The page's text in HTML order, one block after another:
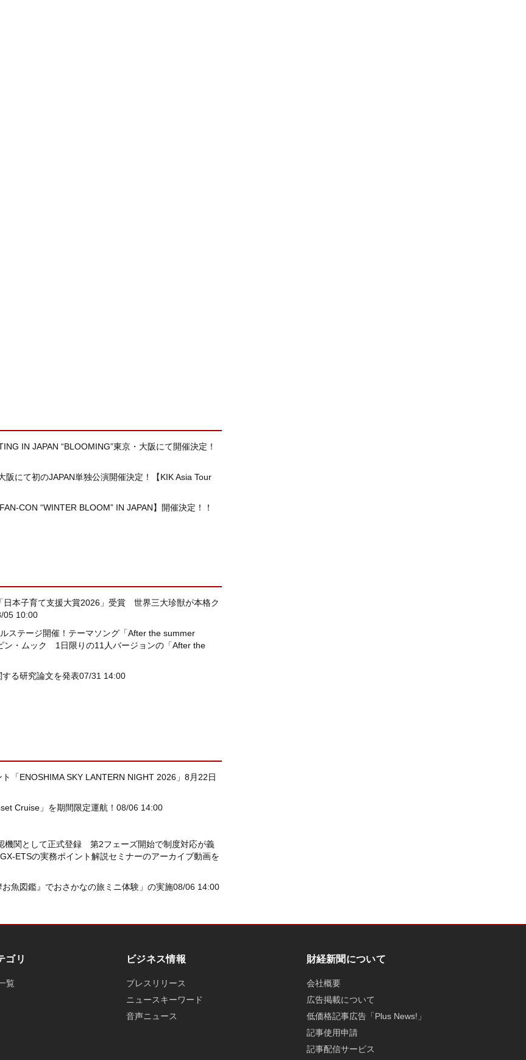
IN JAPAN “BLOOMING”東京・大阪にて開催決定！
にて初のJAPAN単独公演開催決定！【KIK Asia Tour
CON “WINTER BLOOM” IN JAPAN】開催決定！！
本子育て支援大賞2026」受賞 世界三大珍獣が本格ク
05 10:00
ステージ開催！テーマソング「After the summer
ン・ムック 1日限りの11人バージョンの「After the
る研究論文を発表07/31 14:00
「ENOSHIMA SKY LANTERN NIGHT 2026」8月22日
Cruise」を期間限定運航！ 08/06 14:00
機関として正式登録 第2フェーズ開始で制度対応が義
ETSの実務ポイント解説セミナーのアーカイブ動画を
お魚図鑑』でおさかなの旅ミニ体験」の実施08/06 14:00
ゴリ
覧
ビジネス情報
プレスリリース
ニュースキーワード
音声ニュース
財経新聞について
会社概要
広告掲載について
低価格記事広告「Plus News!」
記事使用申請
記事配信サービス